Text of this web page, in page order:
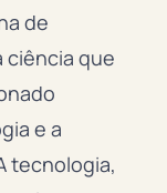
de
ciência que
e a
tecnologia,